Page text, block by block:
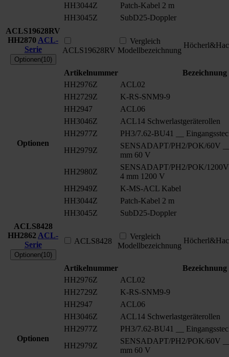
HH3044Z
Patch-Kabel 2 m
HH3045Z
SubD25-Doppler
ACLS19628RV
HH2870 ACL-
Serie
Optionen(10)
ACLS19628RV
Vergleich
Modellbezeichnung
Optionen
Artikelnummer
Bezeichnung
HH2976Z
ACL02
HH2729Z
K-RS-SNM9-9
HH2947
ACL06
HH3046Z
ACL14 Schwerlastgeräterollen
HH2977Z
PH3/7.62-BU41 __
HH2979Z
SENSADAPT/PH2/POK/60V
mm 60 V
HH2980Z
SENSADAPT/PH2/POK/1200V
4 mm 1200 V
HH2949Z
K-MS-ACL Kabel
HH3044Z
Patch-Kabel 2 m
HH3045Z
SubD25-Doppler
ACLS8428
HH2862 ACL-
Serie
Optionen(10)
ACLS8428
Vergleich
Modellbezeichnung
Optionen
Artikelnummer
Bezeichnung
HH2976Z
ACL02
HH2729Z
K-RS-SNM9-9
HH2947
ACL06
HH3046Z
ACL14 Schwerlastgeräterollen
HH2977Z
PH3/7.62-BU41 __
HH2979Z
SENSADAPT/PH2/POK/60V
mm 60 V